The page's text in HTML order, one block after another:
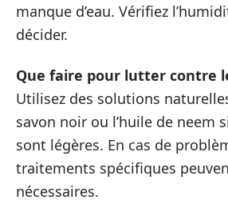
manque d’eau. Vérifiez
décider.
Que faire pour lutter contre
Utilisez des solutions
savon noir ou l’huile de neem
sont légères. En cas de
traitements spécifiques
nécessaires.